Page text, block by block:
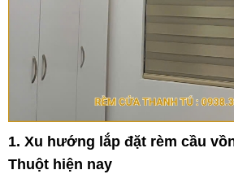
1. Xu hướng lắp đặt rèm cầu
Thuột hiện nay